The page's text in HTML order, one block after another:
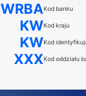
WRBAKod banku
KWKod kraju
KWKod
XXXKod oddziału